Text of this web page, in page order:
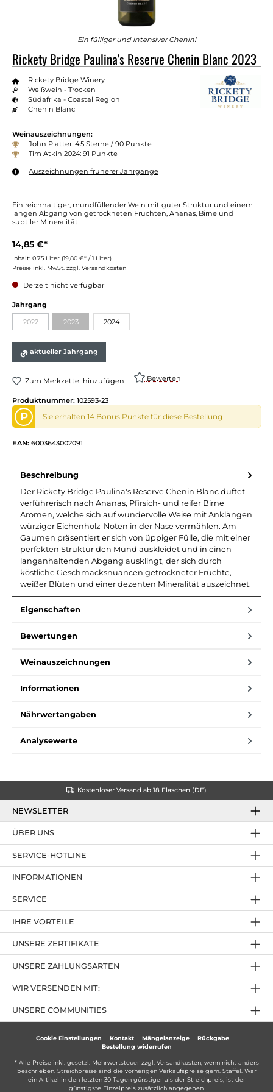
Ein fülliger und intensiver Chenin!
Rickety Bridge Paulina's Reserve Chenin Blanc 2023
Rickety Bridge Winery
Weißwein - Trocken
Südafrika - Coastal Region
Chenin Blanc
Weinauszeichnungen:
John Platter: 4.5 Sterne / 90 Punkte
Tim Atkin 2024: 91 Punkte
Auszeichnungen früherer Jahrgänge
Ein reichhaltiger, mundfüllender Wein mit guter Struktur und einem
langen Abgang von getrockneten Früchten, Ananas, Birne und
subtiler Mineralität
14,85 €*
Inhalt: 0.75 Liter (19,80 €* / 1 Liter)
Preise inkl. MwSt. zzgl. Versandkosten
Derzeit nicht verfügbar
Jahrgang
2022 2023 2024
aktueller Jahrgang
Zum Merkzettel hinzufügen Bewerten
Produktnummer: 102593-23
P Sie erhalten 14 Bonus Punkte für diese Bestellung
EAN: 6003643002091
Beschreibung
Der Rickety Bridge Paulina's Reserve Chenin Blanc duftet
verführerisch nach Ananas, Pfirsich- und reifer Birne
Aromen, welche sich auf wundervolle Weise mit Anklängen
würziger Eichenholz-Noten in der Nase vermählen. Am
Gaumen präsentiert er sich von üppiger Fülle, die mit einer
perfekten Struktur den Mund auskleidet und in einen
langanhaltenden Abgang ausklingt, der sich durch
köstliche Geschmacksnuancen getrockneter Früchte,
weißer Blüten und einer dezenten Mineralität auszeichnet.
Eigenschaften
Bewertungen
Weinauszeichnungen
Informationen
Nährwertangaben
Analysewerte
Kostenloser Versand ab 18 Flaschen (DE)
NEWSLETTER
SERVICE-HOTLINE
IHRE VORTEILE
UNSERE ZAHLUNGSARTEN
ÜBER UNS
UNSERE ZERTIFIKATE
INFORMATIONEN
SERVICE
UNSERE COMMUNITIES
WIR VERSENDEN MIT:
Cookie Einstellungen Kontakt Mängelanzeige
Rückgabe
Bestellung widerrufen
* Alle Preise inkl. gesetzl. Mehrwertsteuer zzgl. Versandkosten, wenn nicht anders
beschrieben. Streichpreise sind die vorherigen Verkaufspreise gem. Staffel. War
ein Artikel in den letzten 30 Tagen günstiger als der Streichpreis, ist der
günstigste Einzelpreis zusätzlich angegeben.